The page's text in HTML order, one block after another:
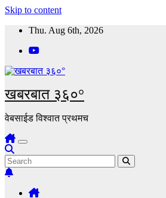
Skip to content
Thu. Aug 6th, 2026
खबरबात ३६०°
वेबसाईड विश्वात प्रथमच